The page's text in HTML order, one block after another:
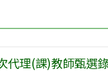
代理(課)教師甄選